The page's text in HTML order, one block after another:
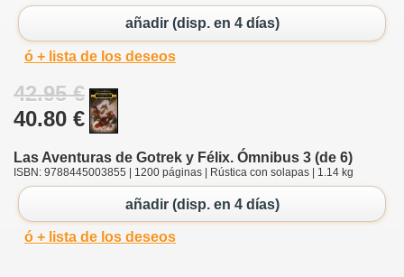
añadir (disp. en 4 días)
ó + lista de los deseos
42.95 €
40.80 €
Las Aventuras de Gotrek y Félix. Ómnibus 3 (de 6)
ISBN: 9788445003855 | 1200 páginas | Rústica con solapas | 1.14 kg
añadir (disp. en 4 días)
ó + lista de los deseos